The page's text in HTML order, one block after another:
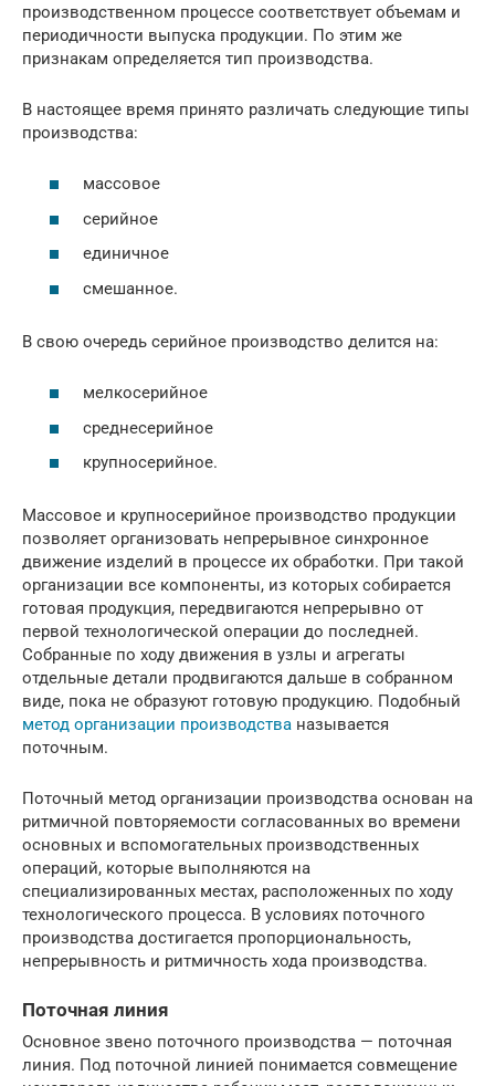
производственном процессе соответствует объемам и
периодичности выпуска продукции. По этим же
признакам определяется тип производства.
В настоящее время принято различать следующие типы
производства:
массовое
серийное
единичное
смешанное.
В свою очередь серийное производство делится на:
мелкосерийное
среднесерийное
крупносерийное.
Массовое и крупносерийное производство продукции
позволяет организовать непрерывное синхронное
движение изделий в процессе их обработки. При такой
организации все компоненты, из которых собирается
готовая продукция, передвигаются непрерывно от
первой технологической операции до последней.
Собранные по ходу движения в узлы и агрегаты
отдельные детали продвигаются дальше в собранном
виде, пока не образуют готовую продукцию. Подобный
метод организации производства называется
поточным.
Поточный метод организации производства основан на
ритмичной повторяемости согласованных во времени
основных и вспомогательных производственных
операций, которые выполняются на
специализированных местах, расположенных по ходу
технологического процесса. В условиях поточного
производства достигается пропорциональность,
непрерывность и ритмичность хода производства.
Поточная линия
Основное звено поточного производства — поточная
линия. Под поточной линией понимается совмещение